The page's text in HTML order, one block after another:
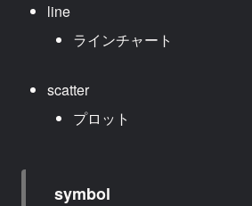
line
ラインチャート
scatter
プロット
symbol